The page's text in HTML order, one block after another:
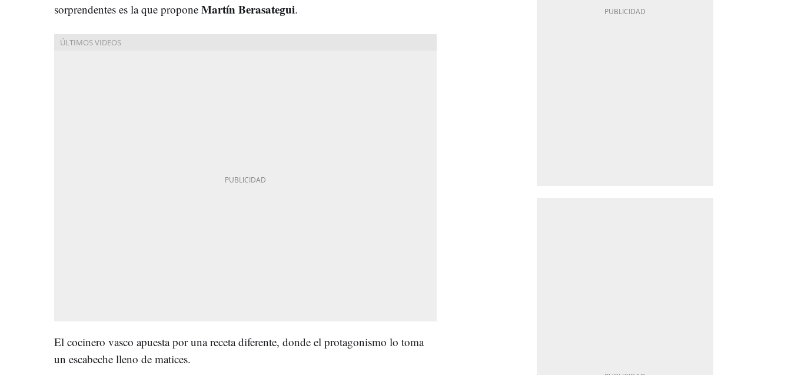
sorprendentes es la que propone Martín Berasategui.
El cocinero vasco apuesta por una receta diferente, donde el protagonismo lo toma
un escabeche lleno de matices.